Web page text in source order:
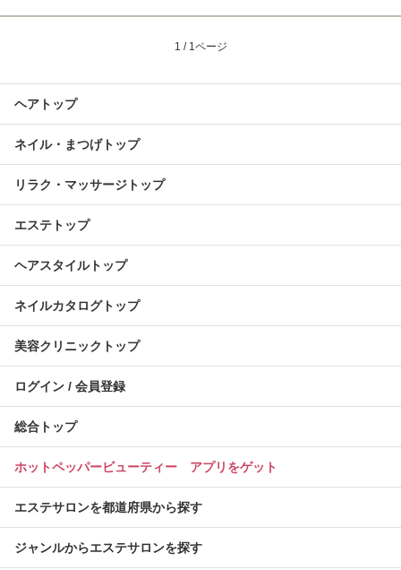
1 / 1ページ
ヘアトップ
ネイル・まつげトップ
リラク・マッサージトップ
エステトップ
ヘアスタイルトップ
ネイルカタログトップ
美容クリニックトップ
ログイン / 会員登録
総合トップ
ホットペッパービューティー アプリをゲット
エステサロンを都道府県から探す
ジャンルからエステサロンを探す